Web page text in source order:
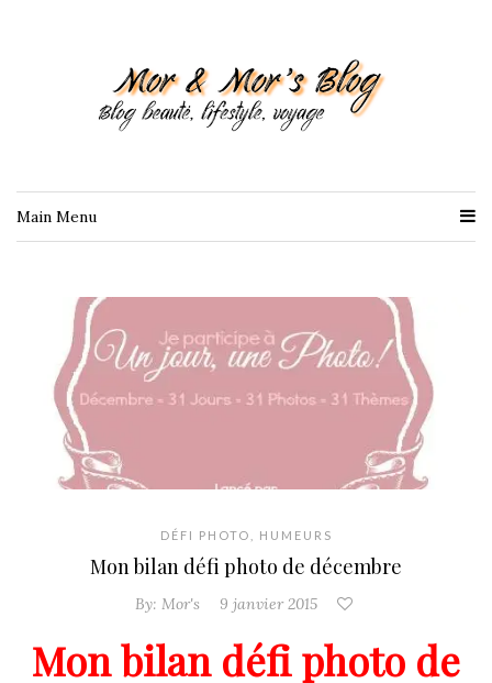
Main Menu
DÉFI PHOTO HUMEURS
Mon bilan défi photo de décembre
By: Mor's 9 janvier 2015
Mon bilan défi photo de